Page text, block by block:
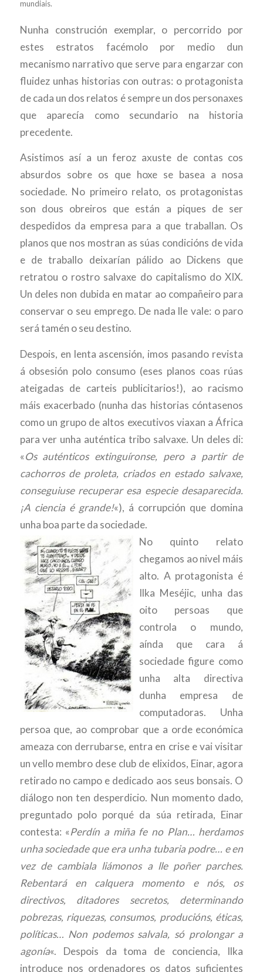
mundiais.
Nunha construción exemplar, o percorrido por
estes estratos facémolo por medio dun
mecanismo narrativo que serve para engarzar con
fluidez unhas historias con outras: o protagonista
de cada un dos relatos é sempre un dos personaxes
que aparecía como secundario na historia
precedente.
Asistimos así a un feroz axuste de contas cos
absurdos sobre os que hoxe se basea a nosa
sociedade. No primeiro relato, os protagonistas
son dous obreiros que están a piques de ser
despedidos da empresa para a que traballan. Os
planos que nos mostran as súas condicións de vida
e de traballo deixarían pálido ao Dickens que
retratou o rostro salvaxe do capitalismo do XIX.
Un deles non dubida en matar ao compañeiro para
conservar o seu emprego. De nada lle vale: o paro
será tamén o seu destino.
Despois, en lenta ascensión, imos pasando revista
á obsesión polo consumo (eses planos coas rúas
ateigadas de carteis publicitarios!), ao racismo
máis exacerbado (nunha das historias cóntasenos
como un grupo de altos executivos viaxan a África
para ver unha auténtica tribo salvaxe. Un deles di:
«Os auténticos extinguíronse, pero a partir de
cachorros de proleta, criados en estado salvaxe,
conseguiuse recuperar esa especie desaparecida.
¡A ciencia é grande!«), á corrupción que domina
unha boa parte da sociedade.
No quinto relato
chegamos ao nivel máis
alto. A protagonista é
Ilka Meséjic, unha das
oito persoas que
controla o mundo,
aínda que cara á
sociedade figure como
unha alta directiva
dunha empresa de
computadoras. Unha
persoa que, ao comprobar que a orde económica
ameaza con derrubarse, entra en crise e vai visitar
un vello membro dese club de elixidos, Einar, agora
retirado no campo e dedicado aos seus bonsais. O
diálogo non ten desperdicio. Nun momento dado,
preguntado polo porqué da súa retirada, Einar
contesta: «Perdín a miña fe no Plan… herdamos
unha sociedade que era unha tubaria podre… e en
vez de cambiala liámonos a lle poñer parches.
Rebentará en calquera momento e nós, os
directivos, ditadores secretos, determinando
pobrezas, riquezas, consumos, producións, éticas,
políticas… Non podemos salvala, só prolongar a
agonía«. Despois da toma de conciencia, Ilka
introduce nos ordenadores os datos suficientes